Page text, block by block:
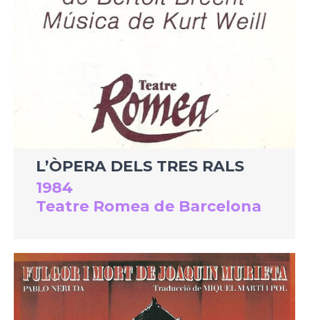
L’ÒPERA DELS TRES RALS
1984
Teatre Romea de Barcelona